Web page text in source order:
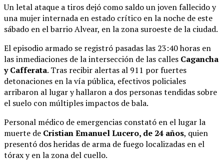
Un letal ataque a tiros dejó como saldo un joven fallecido y
una mujer internada en estado crítico en la noche de este
sábado en el barrio Alvear, en la zona suroeste de la ciudad.
El episodio armado se registró pasadas las 23:40 horas en
las inmediaciones de la intersección de las calles Cagancha
y Cafferata. Tras recibir alertas al 911 por fuertes
detonaciones en la vía pública, efectivos policiales
arribaron al lugar y hallaron a dos personas tendidas sobre
el suelo con múltiples impactos de bala.
Personal médico de emergencias constató en el lugar la
muerte de Cristian Emanuel Lucero, de 24 años, quien
presentó dos heridas de arma de fuego localizadas en el
tórax y en la zona del cuello.